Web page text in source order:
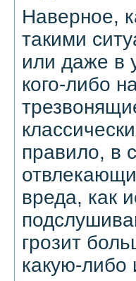
Наверное,
такими
или даже в
кого-либо
правило, в
вреда, как
грозит
какую-